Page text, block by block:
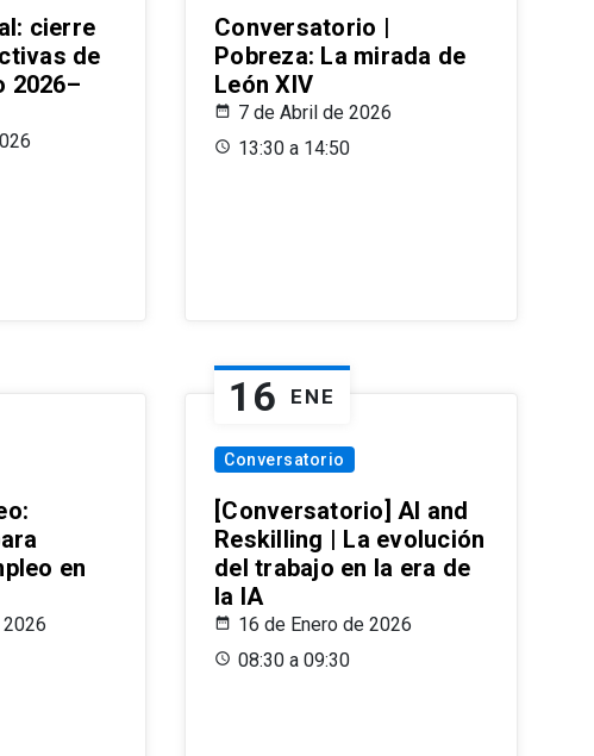
cierre
de
2026–
Conversatorio |
Pobreza: La mirada de
León XIV
7 de Abril de 2026
13:30 a 14:50
en
16 ENE
Conversatorio
[Conversatorio] AI and
Reskilling | La evolución
del trabajo en la era de
la IA
16 de Enero de 2026
08:30 a 09:30